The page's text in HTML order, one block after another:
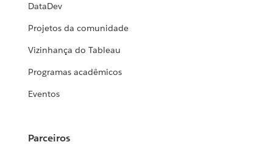
DataDev
Projetos da comunidade
Vizinhança do Tableau
Programas acadêmicos
Eventos
Parceiros